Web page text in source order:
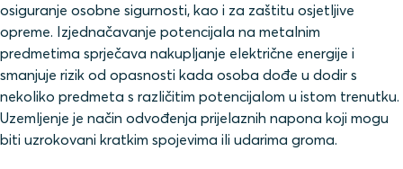
osiguranje osobne sigurnosti, kao i za zaštitu osjetljive
opreme. Izjednačavanje potencijala na metalnim
predmetima sprječava nakupljanje električne energije i
smanjuje rizik od opasnosti kada osoba dođe u dodir s
nekoliko predmeta s različitim potencijalom u istom trenutku.
Uzemljenje je način odvođenja prijelaznih napona koji mogu
biti uzrokovani kratkim spojevima ili udarima groma.